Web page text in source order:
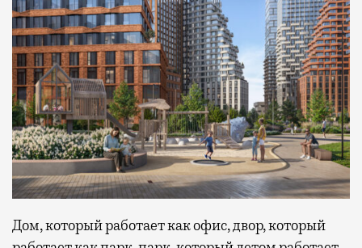
Дом, который работает как офис, двор, который